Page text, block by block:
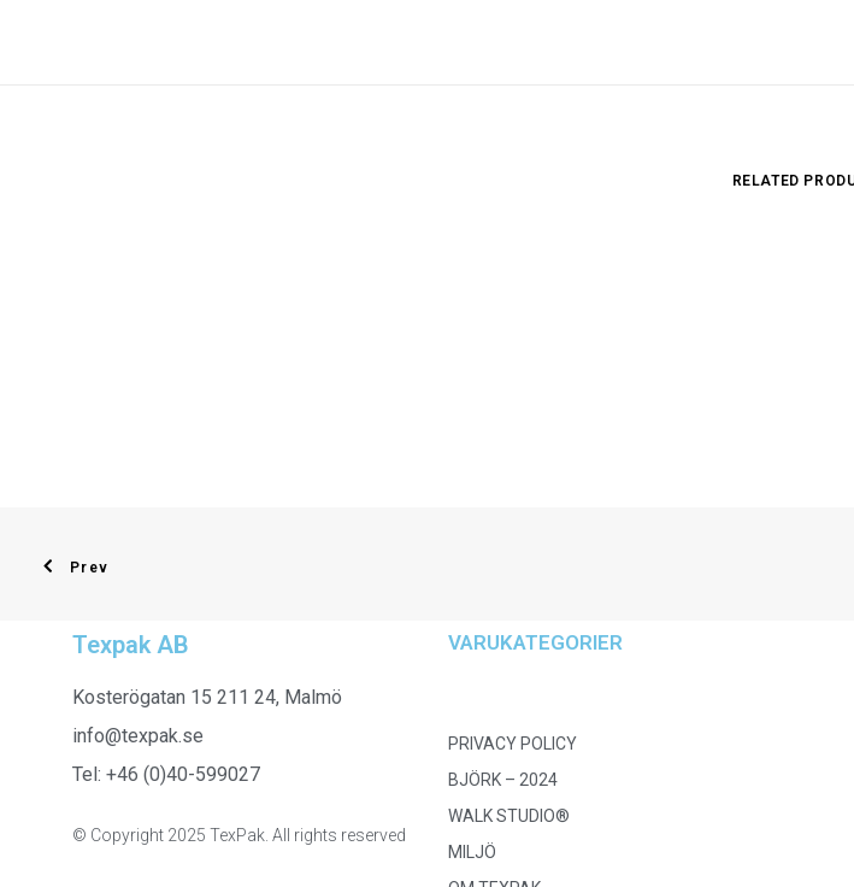
RELATED
Prev
Texpak AB
Kosterögatan 15 211 24, Malmö
info@texpak.se
Tel: +46 (0)40-599027
© Copyright 2025 TexPak. All rights reserved
VARUKATEGORIER
PRIVACY POLICY
BJÖRK – 2024
WALK STUDIO®
MILJÖ